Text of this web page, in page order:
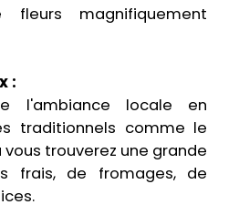
magnifiquement
:
l'ambiance locale en
traditionnels comme le
trouverez une grande
frais, de fromages, de